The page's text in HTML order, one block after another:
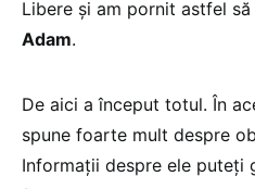
Libere și am pornit astfel să
Adam.
De aici a început totul. În
spune foarte mult despre
Informații despre ele puteți